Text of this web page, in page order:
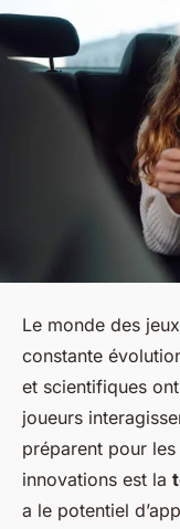
Le monde des
constante
et scientifiques
joueurs
préparent pour les
innovations est la
a le potentiel